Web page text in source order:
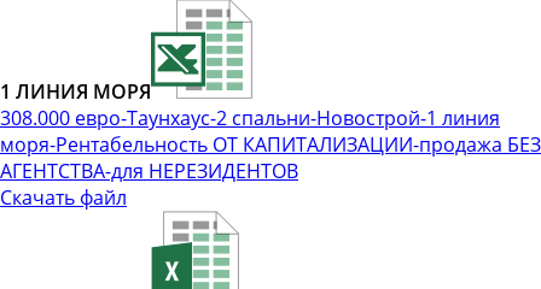
1 ЛИНИЯ МОРЯ
308.000 евро-Таунхаус-2 спальни-Новострой-1 линия
моря-Рентабельность ОТ КАПИТАЛИЗАЦИИ-продажа БЕЗ
АГЕНТСТВА-для НЕРЕЗИДЕНТОВ
Скачать файл